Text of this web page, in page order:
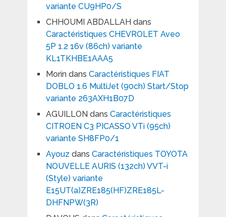
variante CU9HP0/S
CHHOUMI ABDALLAH dans
Caractéristiques CHEVROLET Aveo
5P 1.2 16v (86ch) variante
KL1TKHBE1AAA5
Morindans Caractéristiques FIAT
DOBLO 1.6 MultiJet (90ch) Start/Stop
variante 263AXH1B07D
AGUILLON dans Caractéristiques
CITROEN C3 PICASSO VTi (95ch)
variante SH8FP0/1
Ayouz dans Caractéristiques TOYOTA
NOUVELLE AURIS (132ch) VVT-i
(Style) variante
E15UT(a)ZRE185(HF)ZRE185L-
DHFNPW(3R)